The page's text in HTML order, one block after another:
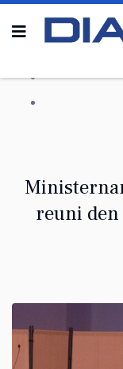
reuni den